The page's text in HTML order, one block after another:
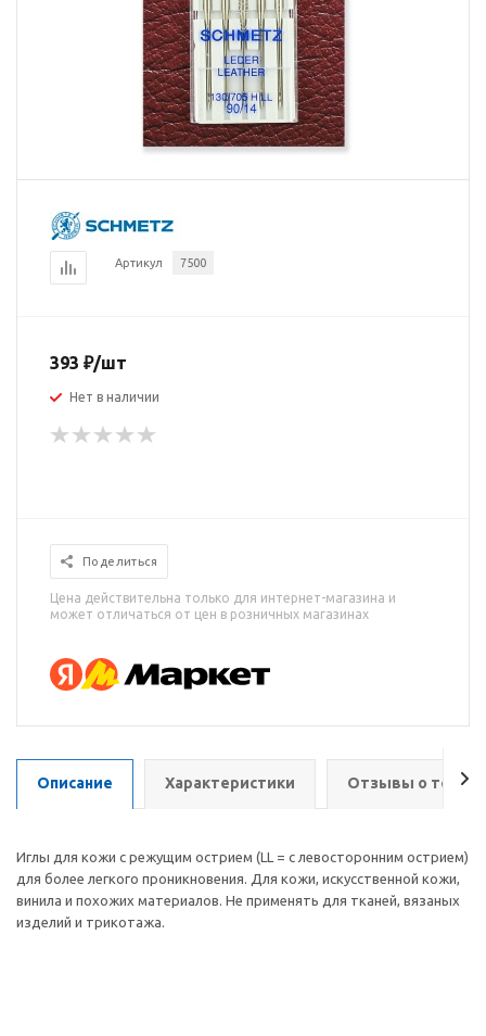
Артикул 7500
393 ₽/шт
Нет в наличии
Поделиться
Цена действительна только для интернет-магазина и
может отличаться от цен в розничных магазинах
Описание Характеристики Отзывы о
Иглы для кожи с режущим острием (LL = с левосторонним острием)
для более легкого проникновения. Для кожи, искусственной кожи,
винила и похожих материалов. Не применять для тканей, вязаных
изделий и трикотажа.